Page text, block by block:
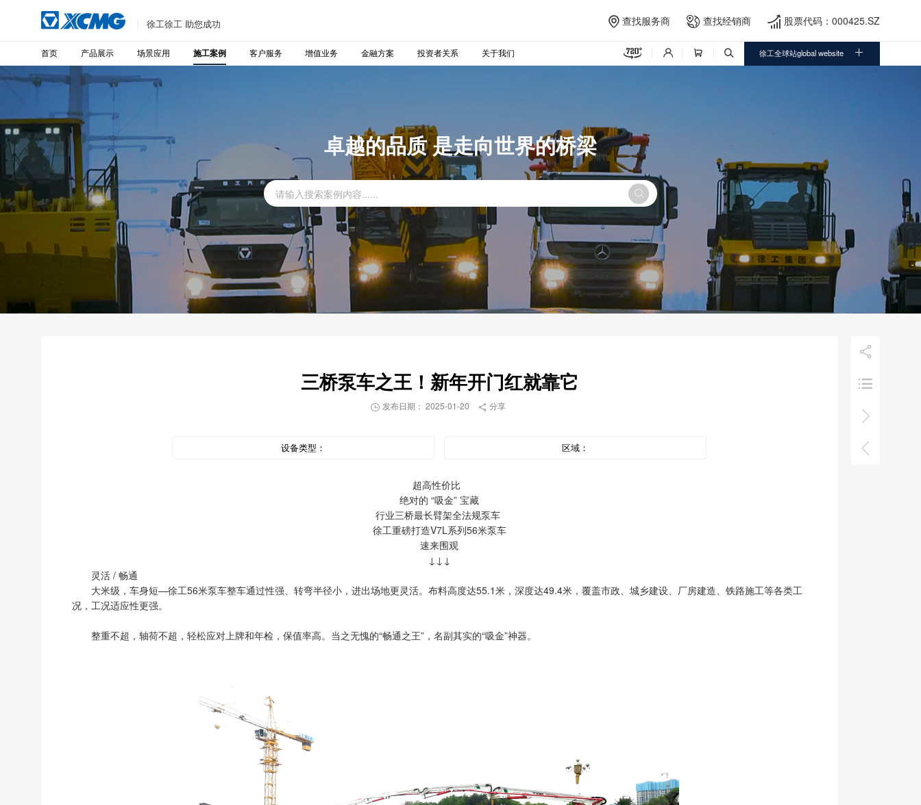
徐工徐工 助您成功  查找服务商  查找经销商  股票代码：000425.SZ
首页 产品展示 场景应用 施工案例 客户服务 增值业务 金融方案 投资者关系 关于我们     徐工全球站global website 
卓越的品质 是走向世界的桥梁





三桥泵车之王！新年开门红就靠它
 发布日期： 2025-01-20  分享
设备类型： 区域：
超高性价比
绝对的 “吸金” 宝藏
行业三桥最长臂架全法规泵车
徐工重磅打造V7L系列56米泵车
速来围观
↓↓↓
灵活 / 畅通
大米级，车身短—徐工56米泵车整车通过性强、转弯半径小，进出场地更灵活。布料高度达55.1米，深度达49.4米，覆盖市政、城乡建设、厂房建造、铁路施工等各类工
况，工况适应性更强。
整重不超，轴荷不超，轻松应对上牌和年检，保值率高。当之无愧的“畅通之王”，名副其实的“吸金”神器。